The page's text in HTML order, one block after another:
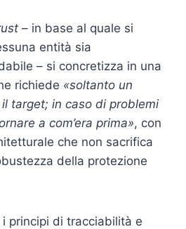
– in base al quale si
entità sia
– si concretizza in una
richiede «soltanto un
il target; in caso di problemi
a com’era prima», con
che non sacrifica
della protezione
principi di tracciabilità e